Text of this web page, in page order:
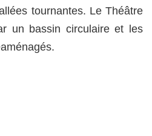
tournantes. Le Théâtre
un bassin circulaire et les